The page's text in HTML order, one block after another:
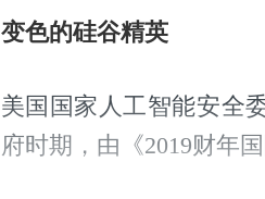
变色的硅谷精英
美国国家人工智能安全
府时期，由《2019财年